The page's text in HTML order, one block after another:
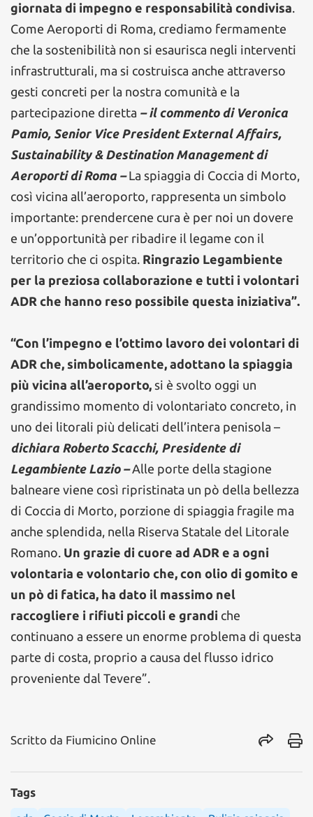
giornata di impegno e responsabilità condivisa.
Come Aeroporti di Roma, crediamo fermamente
che la sostenibilità non si esaurisca negli interventi
infrastrutturali, ma si costruisca anche attraverso
gesti concreti per la nostra comunità e la
partecipazione diretta – il commento di Veronica
Pamio, Senior Vice President External Affairs,
Sustainability & Destination Management di
Aeroporti di Roma –La spiaggia di Coccia di Morto,
così vicina all’aeroporto, rappresenta un simbolo
importante: prendercene cura è per noi un dovere
e un’opportunità per ribadire il legame con il
territorio che ci ospita. Ringrazio Legambiente
per la preziosa collaborazione e tutti i volontari
ADR che hanno reso possibile questa iniziativa”.
“Con l’impegno e l’ottimo lavoro dei volontari di
ADR che, simbolicamente, adottano la spiaggia
più vicina all’aeroporto, si è svolto oggi un
grandissimo momento di volontariato concreto, in
uno dei litorali più delicati dell’intera penisola –
dichiara Roberto Scacchi, Presidente di
Legambiente Lazio –Alle porte della stagione
balneare viene così ripristinata un pò della bellezza
di Coccia di Morto, porzione di spiaggia fragile ma
anche splendida, nella Riserva Statale del Litorale
Romano. Un grazie di cuore ad ADR e a ogni
volontaria e volontario che, con olio di gomito e
un pò di fatica, ha dato il massimo nel
raccogliere i rifiuti piccoli e grandi che
continuano a essere un enorme problema di questa
parte di costa, proprio a causa del flusso idrico
proveniente dal Tevere”.
Scritto da Fiumicino Online
Tags